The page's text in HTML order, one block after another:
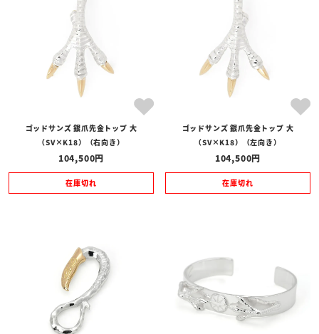
ゴッドサンズ 銀爪先金トップ 大
（SV×K18）（右向き）
104,500
在庫切れ
ゴッドサンズ 銀爪先金トップ 大
（SV×K18）（左向き）
104,500
在庫切れ